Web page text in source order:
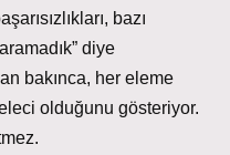
bazı
diye
bakınca, her eleme
olduğunu gösteriyor.